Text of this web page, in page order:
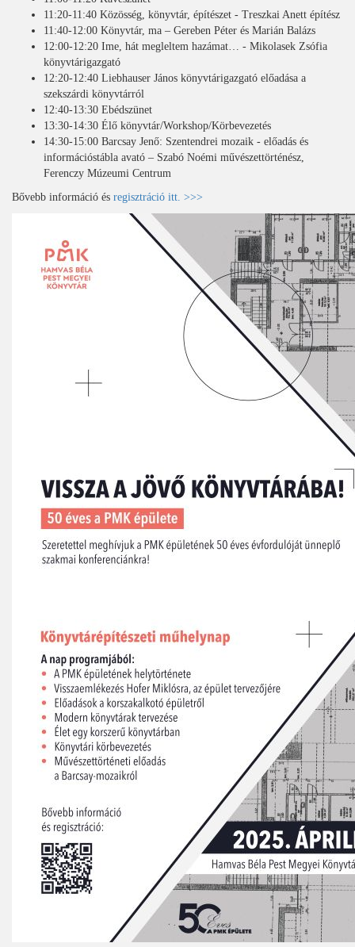
11:20-11:40 Közösség, könyvtár, építészet - Treszkai Anett építész
11:40-12:00 Könyvtár, ma – Gereben Péter és Marián Balázs
12:00-12:20 Ime, hát megleltem hazámat… - Mikolasek Zsófia
könyvtárigazgató
12:20-12:40 Liebhauser János könyvtárigazgató előadása a
szekszárdi könyvtárról
12:40-13:30 Ebédszünet
13:30-14:30 Élő könyvtár/Workshop/Körbevezetés
14:30-15:00 Barcsay Jenő: Szentendrei mozaik - előadás és
információstábla avató – Szabó Noémi művészettörténész,
Ferenczy Múzeumi Centrum
Bővebb információ és regisztráció itt. >>>